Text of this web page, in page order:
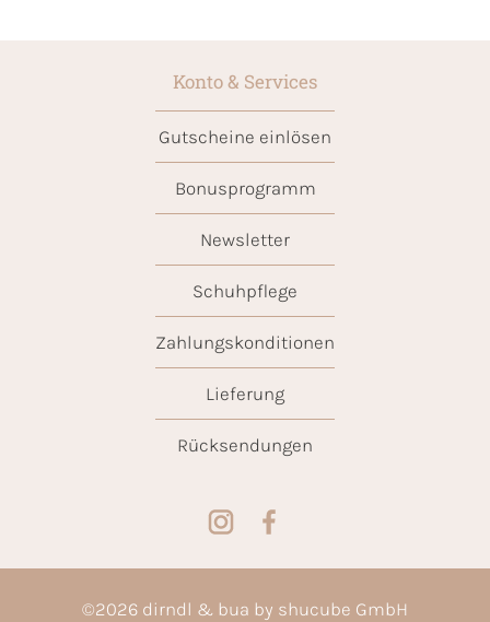
Konto & Services
Gutscheine einlösen
Bonusprogramm
Newsletter
Schuhpflege
Zahlungskonditionen
Lieferung
Rücksendungen
©2026 dirndl & bua by shucube GmbH